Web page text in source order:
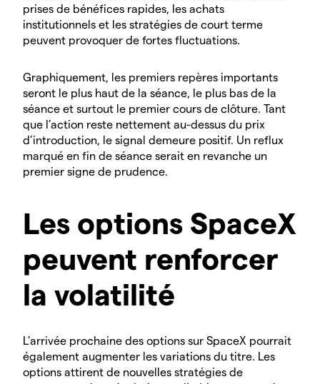
prises de bénéfices rapides, les achats
institutionnels et les stratégies de court terme
peuvent provoquer de fortes fluctuations.
Graphiquement, les premiers repères importants
seront le plus haut de la séance, le plus bas de la
séance et surtout le premier cours de clôture. Tant
que l’action reste nettement au-dessus du prix
d’introduction, le signal demeure positif. Un reflux
marqué en fin de séance serait en revanche un
premier signe de prudence.
Les options SpaceX
peuvent renforcer
la volatilité
L’arrivée prochaine des options sur SpaceX pourrait
également augmenter les variations du titre. Les
options attirent de nouvelles stratégies de